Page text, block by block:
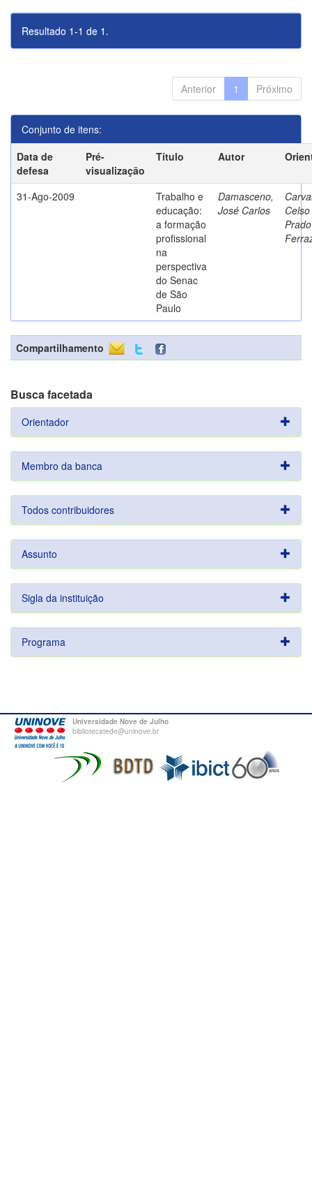
Resultado 1-1 de 1.
Anterior 1 Próximo
Conjunto de itens:
Data de
defesa
Pré-
visualização
Título Autor
31-Ago-2009
Trabalho e
educação:
a formação
profissional
na
perspectiva
do Senac
de São
Paulo
Damasceno,
José Carlos
Prado
Compartilhamento
Busca facetada
Orientador
Membro da banca
Todos contribuidores
Assunto
Sigla da instituição
Programa
Universidade Nove de Julho
bibliotecatede@uninove.br